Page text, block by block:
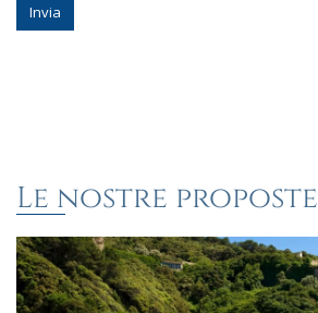
Invia
Le nostre proposte